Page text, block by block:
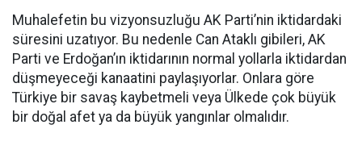
Muhalefetin bu vizyonsuzluğu AK Parti’nin iktidardaki
süresini uzatıyor. Bu nedenle Can Ataklı gibileri, AK
Parti ve Erdoğan’ın iktidarının normal yollarla iktidardan
düşmeyeceği kanaatini paylaşıyorlar. Onlara göre
Türkiye bir savaş kaybetmeli veya Ülkede çok büyük
bir doğal afet ya da büyük yangınlar olmalıdır.